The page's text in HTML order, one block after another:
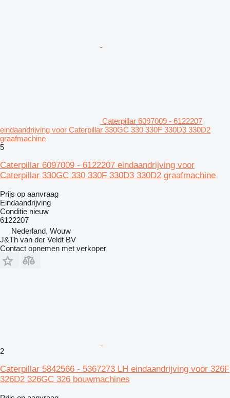
Caterpillar 6097009 - 6122207
eindaandrijving voor Caterpillar 330GC 330 330F 330D3 330D2
graafmachine
5
Caterpillar 6097009 - 6122207 eindaandrijving voor
Caterpillar 330GC 330 330F 330D3 330D2 graafmachine
Prijs op aanvraag
Eindaandrijving
Conditie nieuw
6122207
Nederland, Wouw
J&Th van der Veldt BV
Contact opnemen met verkoper
2
Caterpillar 5842566 - 5367273 LH eindaandrijving voor 326F
326D2 326GC 326 bouwmachines